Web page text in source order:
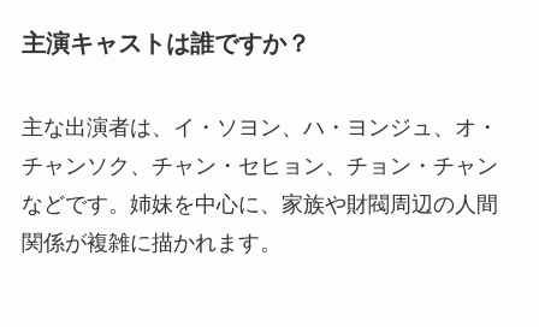
主演キャストは誰ですか？
主な出演者は、イ・ソヨン、ハ・ヨンジュ、オ・
チャンソク、チャン・セヒョン、チョン・チャン
などです。姉妹を中心に、家族や財閥周辺の人間
関係が複雑に描かれます。